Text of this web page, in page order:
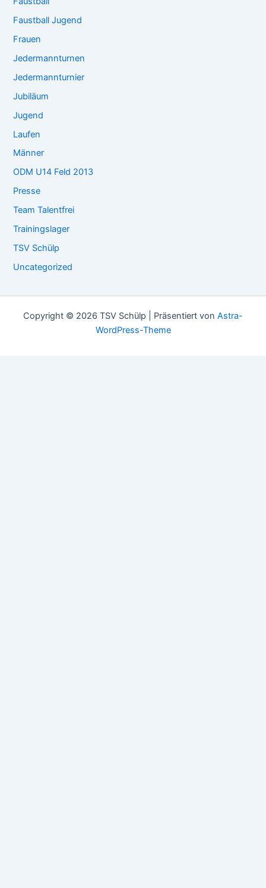
Faustball Jugend
Frauen
Jedermannturnen
Jedermannturnier
Jubiläum
Jugend
Laufen
Männer
ODM U14 Feld 2013
Presse
Team Talentfrei
Trainingslager
TSV Schülp
Uncategorized
Copyright © 2026 TSV Schülp | Präsentiert von Astra-
WordPress-Theme